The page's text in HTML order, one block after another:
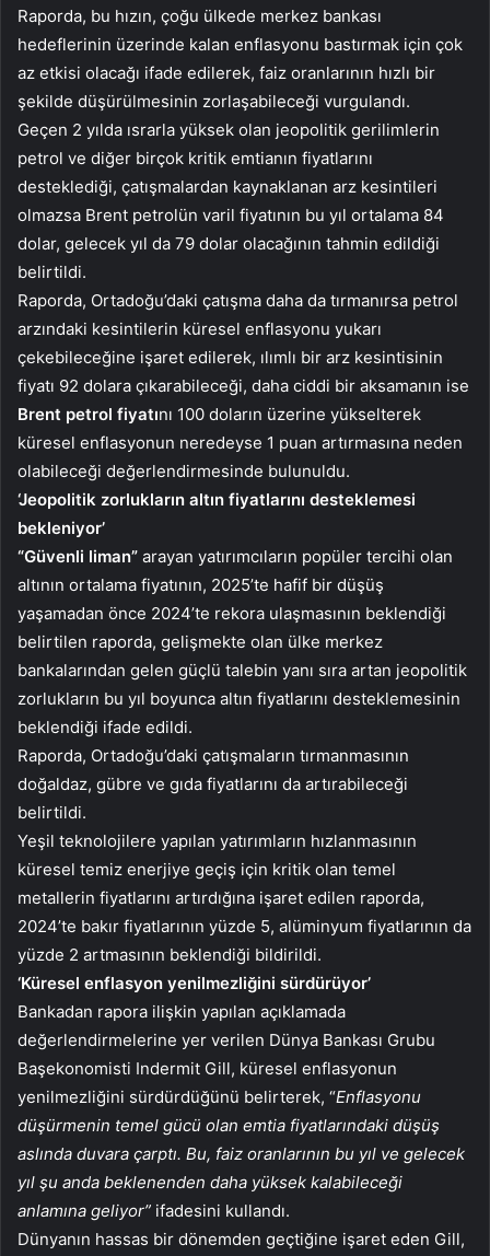
Raporda, bu hızın, çoğu ülkede merkez bankası
hedeflerinin üzerinde kalan enflasyonu bastırmak için çok
az etkisi olacağı ifade edilerek, faiz oranlarının hızlı bir
şekilde düşürülmesinin zorlaşabileceği vurgulandı.
Geçen 2 yılda ısrarla yüksek olan jeopolitik gerilimlerin
petrol ve diğer birçok kritik emtianın fiyatlarını
desteklediği, çatışmalardan kaynaklanan arz kesintileri
olmazsa Brent petrolün varil fiyatının bu yıl ortalama 84
dolar, gelecek yıl da 79 dolar olacağının tahmin edildiği
belirtildi.
Raporda, Ortadoğu’daki çatışma daha da tırmanırsa petrol
arzındaki kesintilerin küresel enflasyonu yukarı
çekebileceğine işaret edilerek, ılımlı bir arz kesintisinin
fiyatı 92 dolara çıkarabileceği, daha ciddi bir aksamanın ise
Brent petrol fiyatını 100 doların üzerine yükselterek
küresel enflasyonun neredeyse 1 puan artırmasına neden
olabileceği değerlendirmesinde bulunuldu.
‘Jeopolitik zorlukların altın fiyatlarını desteklemesi
bekleniyor’
“Güvenli liman” arayan yatırımcıların popüler tercihi olan
altının ortalama fiyatının, 2025’te hafif bir düşüş
yaşamadan önce 2024’te rekora ulaşmasının beklendiği
belirtilen raporda, gelişmekte olan ülke merkez
bankalarından gelen güçlü talebin yanı sıra artan jeopolitik
zorlukların bu yıl boyunca altın fiyatlarını desteklemesinin
beklendiği ifade edildi.
Raporda, Ortadoğu’daki çatışmaların tırmanmasının
doğaldaz, gübre ve gıda fiyatlarını da artırabileceği
belirtildi.
Yeşil teknolojilere yapılan yatırımların hızlanmasının
küresel temiz enerjiye geçiş için kritik olan temel
metallerin fiyatlarını artırdığına işaret edilen raporda,
2024’te bakır fiyatlarının yüzde 5, alüminyum fiyatlarının da
yüzde 2 artmasının beklendiği bildirildi.
‘Küresel enflasyon yenilmezliğini sürdürüyor’
Bankadan rapora ilişkin yapılan açıklamada
değerlendirmelerine yer verilen Dünya Bankası Grubu
Başekonomisti Indermit Gill, küresel enflasyonun
yenilmezliğini sürdürdüğünü belirterek, “Enflasyonu
düşürmenin temel gücü olan emtia fiyatlarındaki düşüş
aslında duvara çarptı. Bu, faiz oranlarının bu yıl ve gelecek
yıl şu anda beklenenden daha yüksek kalabileceği
anlamına geliyor” ifadesini kullandı.
Dünyanın hassas bir dönemden geçtiğine işaret eden Gill,